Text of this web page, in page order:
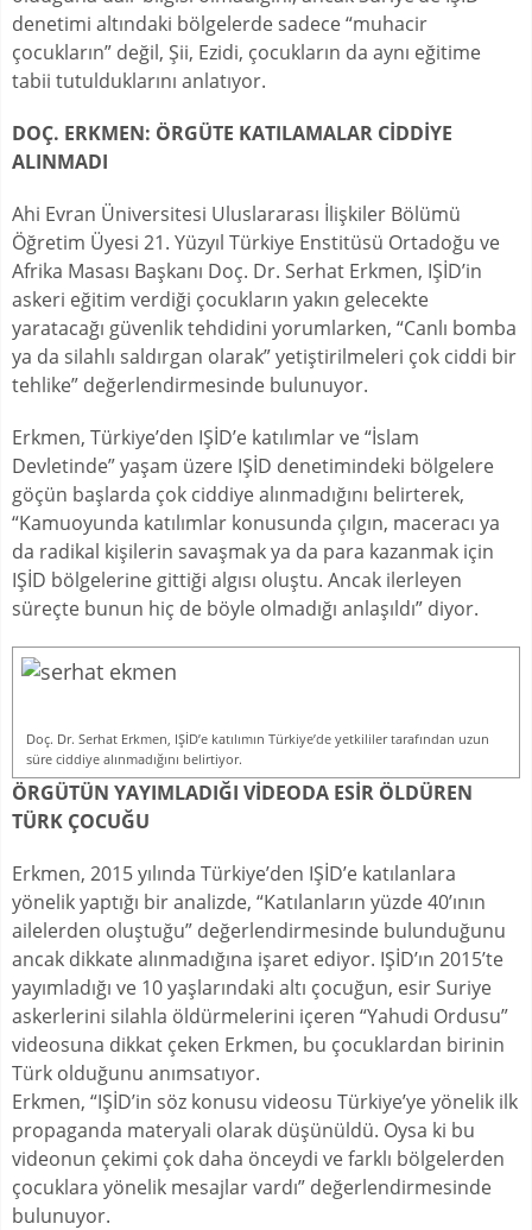
denetimi altındaki bölgelerde sadece “muhacir
çocukların” değil, Şii, Ezidi, çocukların da aynı eğitime
tabii tutulduklarını anlatıyor.
DOÇ. ERKMEN: ÖRGÜTE KATILAMALAR CİDDİYE
ALINMADI
Ahi Evran Üniversitesi Uluslararası İlişkiler Bölümü
Öğretim Üyesi 21. Yüzyıl Türkiye Enstitüsü Ortadoğu ve
Afrika Masası Başkanı Doç. Dr. Serhat Erkmen, IŞİD’in
askeri eğitim verdiği çocukların yakın gelecekte
yaratacağı güvenlik tehdidini yorumlarken, “Canlı bomba
ya da silahlı saldırgan olarak” yetiştirilmeleri çok ciddi bir
tehlike” değerlendirmesinde bulunuyor.
Erkmen, Türkiye’den IŞİD’e katılımlar ve “İslam
Devletinde” yaşam üzere IŞİD denetimindeki bölgelere
göçün başlarda çok ciddiye alınmadığını belirterek,
“Kamuoyunda katılımlar konusunda çılgın, maceracı ya
da radikal kişilerin savaşmak ya da para kazanmak için
IŞİD bölgelerine gittiği algısı oluştu. Ancak ilerleyen
süreçte bunun hiç de böyle olmadığı anlaşıldı” diyor.
Doç. Dr. Serhat Erkmen, IŞİD’e katılımın Türkiye’de yetkililer tarafından uzun
süre ciddiye alınmadığını belirtiyor.
ÖRGÜTÜN YAYIMLADIĞI VİDEODA ESİR ÖLDÜREN
TÜRK ÇOCUĞU
Erkmen, 2015 yılında Türkiye’den IŞİD’e katılanlara
yönelik yaptığı bir analizde, “Katılanların yüzde 40’ının
ailelerden oluştuğu” değerlendirmesinde bulunduğunu
ancak dikkate alınmadığına işaret ediyor. IŞİD’ın 2015’te
yayımladığı ve 10 yaşlarındaki altı çocuğun, esir Suriye
askerlerini silahla öldürmelerini içeren “Yahudi Ordusu”
videosuna dikkat çeken Erkmen, bu çocuklardan birinin
Türk olduğunu anımsatıyor.
Erkmen, “IŞİD’in söz konusu videosu Türkiye’ye yönelik ilk
propaganda materyali olarak düşünüldü. Oysa ki bu
videonun çekimi çok daha önceydi ve farklı bölgelerden
çocuklara yönelik mesajlar vardı” değerlendirmesinde
bulunuyor.